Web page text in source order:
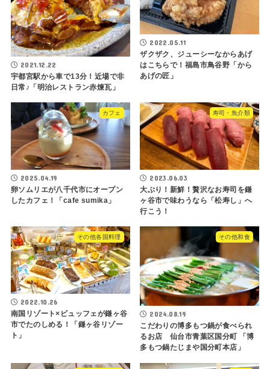
2021.12.22
宇都宮駅から車で13分！近場で非
日常♪「明治レストラン赤煉瓦」
2022.05.11
ザクザク、ジューシーなからあげ
はこちらで！福島市鳥谷野「から
あげの匠」
カフェ
2025.04.19
卵ソムリエが八千代市にオープン
したカフェ！「cafe sumika」
寿司・魚介類
2023.06.03
大ぶり！新鮮！贅沢なお寿司を鎌
ヶ谷市で味わうなら「松寿し」へ
行こう！
その他各国料理
2022.10.26
南国リゾート×ビュッフェが鎌ヶ谷
市でたのしめる！「鎌ヶ谷リゾー
ト」
その他和食
2024.08.19
こだわりの博多もつ鍋が食べられ
るお店 仙台市青葉区国分町 「博
多もつ鍋たじまや国分町本店」